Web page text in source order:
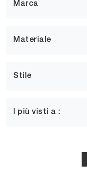
Marca
Materiale
Stile
I più visti a :